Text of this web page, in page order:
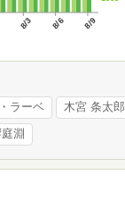
8/3 8/6 8/9
ラーベ 木宮 条太郎
淵